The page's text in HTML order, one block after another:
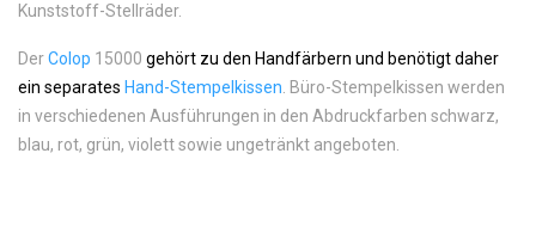
Kunststoff-Stellräder.
DerColop 15000 gehört zu den Handfärbern und benötigt daher
ein separates Hand-Stempelkissen . Büro-Stempelkissen werden
in verschiedenen Ausführungen in den Abdruckfarben schwarz,
blau, rot, grün, violett sowie ungetränkt angeboten.